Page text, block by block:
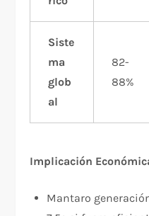
Siste
ma
glob
al
82-
88%
Implicación
Mantaro